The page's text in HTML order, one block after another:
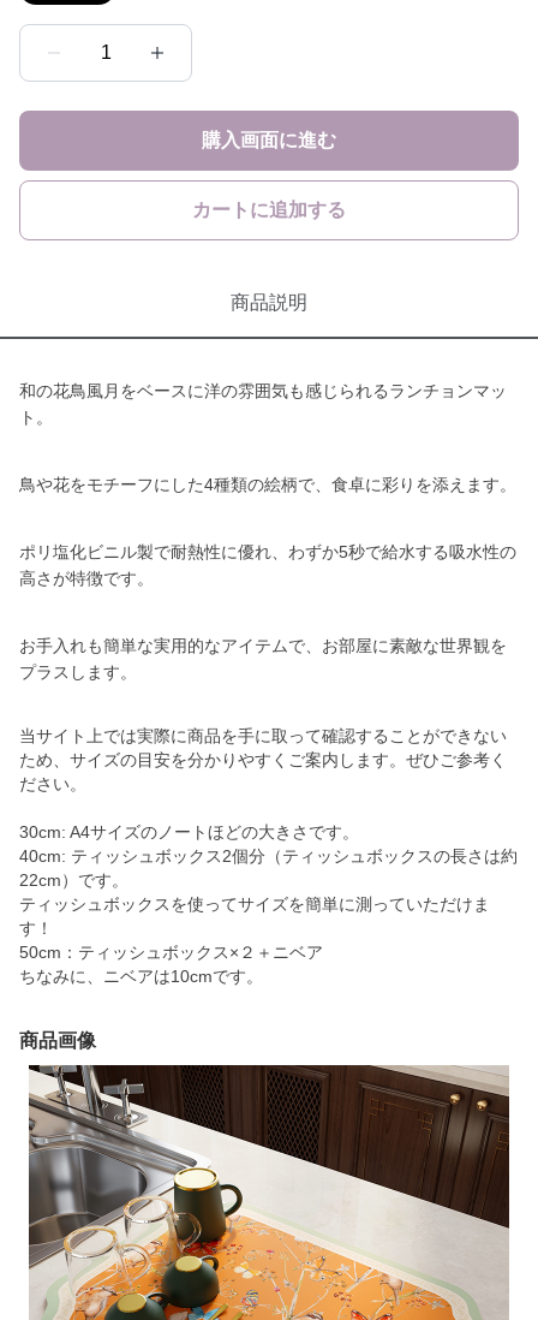
1
購入画面に進む
カートに追加する
商品説明
和の花鳥風月をベースに洋の雰囲気も感じられるランチョンマッ
ト。
鳥や花をモチーフにした4種類の絵柄で、食卓に彩りを添えます。
ポリ塩化ビニル製で耐熱性に優れ、わずか5秒で給水する吸水性の
高さが特徴です。
お手入れも簡単な実用的なアイテムで、お部屋に素敵な世界観を
プラスします。
当サイト上では実際に商品を手に取って確認することができない
ため、サイズの目安を分かりやすくご案内します。ぜひご参考く
ださい。
30cm: A4サイズのノートほどの大きさです。
40cm: ティッシュボックス2個分（ティッシュボックスの長さは約
22cm）です。
ティッシュボックスを使ってサイズを簡単に測っていただけま
す！
50cm：ティッシュボックス×２＋ニベア
ちなみに、ニベアは10cmです。
商品画像